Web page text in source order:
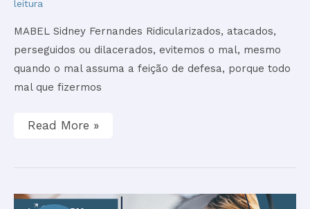
leitura
MABEL Sidney Fernandes Ridicularizados, atacados,
perseguidos ou dilacerados, evitemos o mal, mesmo
quando o mal assuma a feição de defesa, porque todo
mal que fizermos
Read More »